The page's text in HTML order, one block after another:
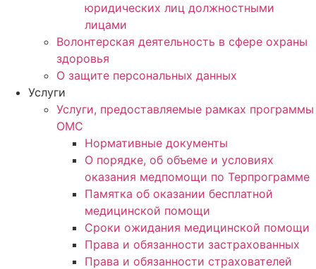
юридических лиц должностными
лицами
Волонтерская деятельность в сфере охраны
здоровья
О защите персональных данных
Услуги
Услуги, предоставляемые рамках программы
ОМС
Нормативные документы
О порядке, об объеме и условиях
оказания медпомощи по Терпрограмме
Памятка об оказании бесплатной
медицинской помощи
Сроки ожидания медицинской помощи
Права и обязанности застрахованных
Права и обязанности страхователей